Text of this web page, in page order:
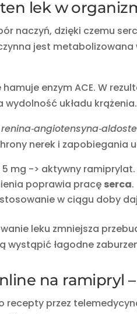
ten lek w
naczyń, dzięki czemu
jest
enzym ACE. W
wydolność układu krążenia.
nerek i zapobiegania
mg -> aktywny ramiprylat.
poprawia pracę serca.
w ciągu doby
leku zmniejsza
wystąpić łagodne
na ramipryl
recepty przez